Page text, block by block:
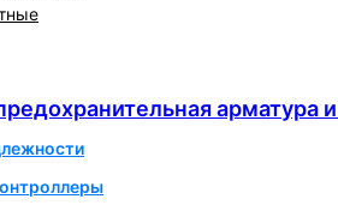
арматура